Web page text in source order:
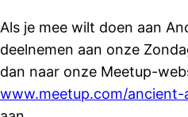
Als je mee wilt doen aan
deelnemen aan onze
dan naar onze Meetup-
www.meetup.com/ancient-